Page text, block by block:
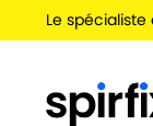
Le spécialiste